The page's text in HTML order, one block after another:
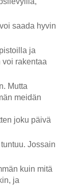
saada hyvin
ja
rakentaa
Mutta
meidän
joku päivä
Jossain
kuin mitä
ja